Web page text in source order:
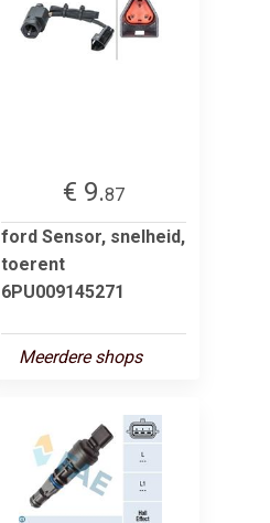
€ 9.87
ford Sensor, snelheid,
toerent
6PU009145271
Meerdere shops